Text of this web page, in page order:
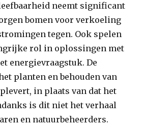
neemt significant
bomen voor verkoeling
tegen. Ook spelen
rol in oplossingen met
energievraagstuk. De
planten en behouden van
in plaats van dat het
is dit niet het verhaal
en natuurbeheerders.